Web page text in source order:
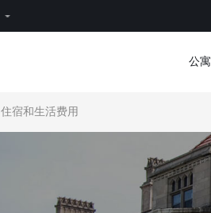
公寓
住宿和生活费用